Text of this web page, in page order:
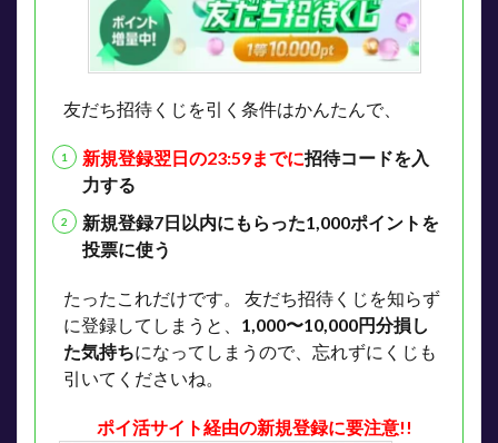
友だち招待くじを引く条件はかんたんで、
新規登録翌日の23:59までに招待コードを入
力する
新規登録7日以内にもらった1,000ポイントを
投票に使う
たったこれだけです。
友だち招待くじを知らず
に登録してしまうと、 1,000〜10,000円分損し
た気持ちになってしまうので、忘れずにくじも
引いてくださいね。
ポイ活サイト経由の新規登録に要注意!!